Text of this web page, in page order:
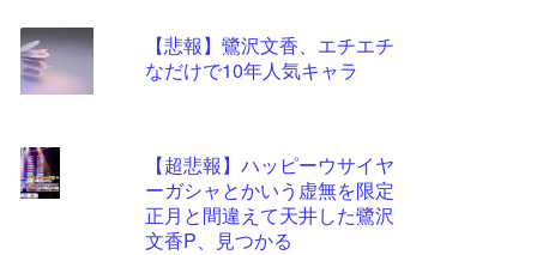
【悲報】鷺沢文香、エチエチ
なだけで10年人気キャラ
【超悲報】ハッピーウサイヤ
ーガシャとかいう虚無を限定
正月と間違えて天井した鷺沢
文香P、見つかる